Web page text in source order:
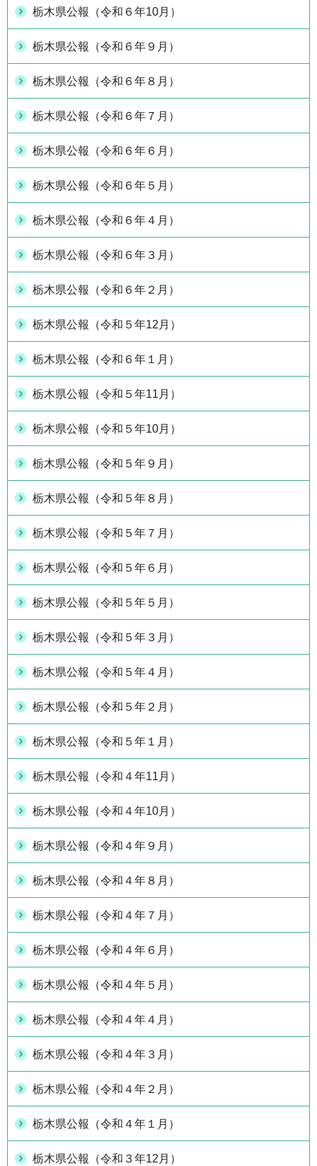
栃木県公報（令和６年10月）
栃木県公報（令和６年９月）
栃木県公報（令和６年８月）
栃木県公報（令和６年７月）
栃木県公報（令和６年６月）
栃木県公報（令和６年５月）
栃木県公報（令和６年４月）
栃木県公報（令和６年３月）
栃木県公報（令和６年２月）
栃木県公報（令和５年12月）
栃木県公報（令和６年１月）
栃木県公報（令和５年11月）
栃木県公報（令和５年10月）
栃木県公報（令和５年９月）
栃木県公報（令和５年８月）
栃木県公報（令和５年７月）
栃木県公報（令和５年６月）
栃木県公報（令和５年５月）
栃木県公報（令和５年３月）
栃木県公報（令和５年４月）
栃木県公報（令和５年２月）
栃木県公報（令和５年１月）
栃木県公報（令和４年11月）
栃木県公報（令和４年10月）
栃木県公報（令和４年９月）
栃木県公報（令和４年８月）
栃木県公報（令和４年７月）
栃木県公報（令和４年６月）
栃木県公報（令和４年５月）
栃木県公報（令和４年４月）
栃木県公報（令和４年３月）
栃木県公報（令和４年２月）
栃木県公報（令和４年１月）
栃木県公報（令和３年12月）